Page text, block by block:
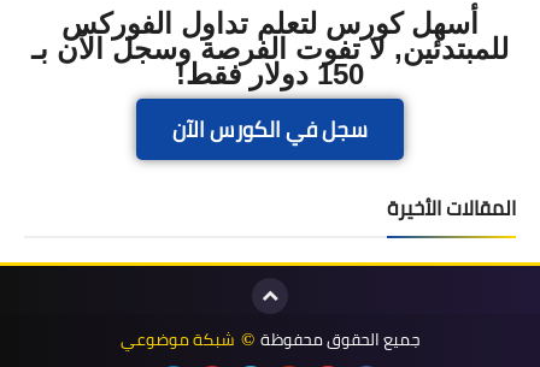
أسهل كورس لتعلم تداول الفوركس
للمبتدئين, لا تفوت الفرصة وسجل الآن بـ
150 دولار فقط!
سجل في الكورس الآن
المقالات الأخيرة
جميع الحقوق محفوظة © شبكة موضوعي